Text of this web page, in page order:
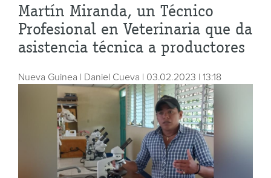
Martín Miranda, un Técnico
Profesional en Veterinaria que da
asistencia técnica a productores
Nueva Guinea | Daniel Cueva | 03.02.2023 | 13:18